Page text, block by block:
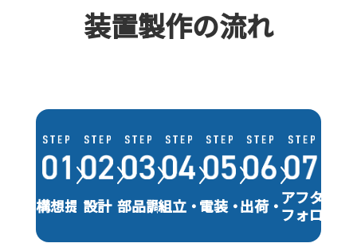
装置製作の流れ
構想提案設計 部品調達組立・調整電装・制御出荷・据付
アフター
フォロー